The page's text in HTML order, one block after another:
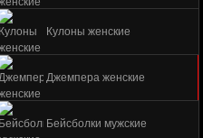
Кулоны женские
Джемпера женские
Бейсболки мужские